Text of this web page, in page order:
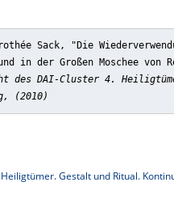
Sack, "Die
in der Großen Moschee von
des DAI-Cluster 4.
(2010)
Gestalt und Ritual.